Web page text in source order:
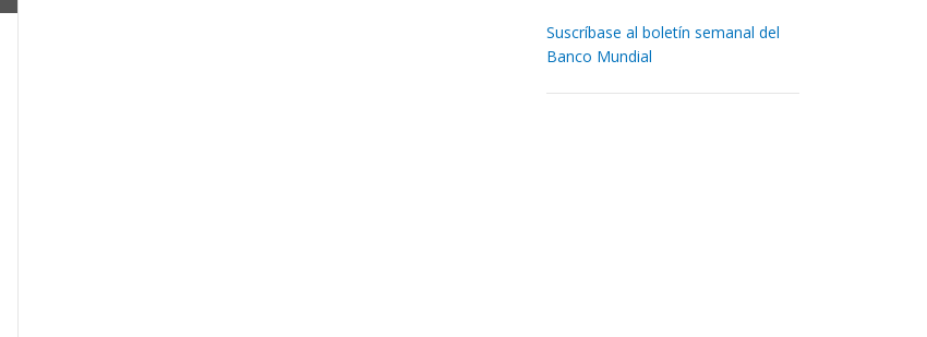
Suscríbase al boletín semanal del
Banco Mundial